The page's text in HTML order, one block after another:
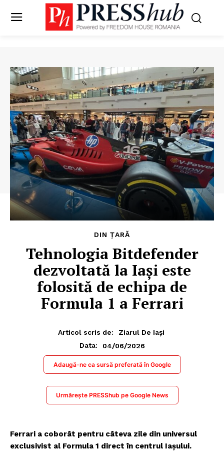
DIN ȚARĂ
Tehnologia Bitdefender
dezvoltată la Iași este
folosită de echipa de
Formula 1 a Ferrari
Articol scris de:
Ziarul De Iași
Data:
04/06/2026
Adaugă-ne ca sursă preferată în Google
Urmărește PRESShub pe Google News
Ferrari a coborât pentru câteva zile din universul
exclusivist al Formula 1 direct în centrul Iașului.